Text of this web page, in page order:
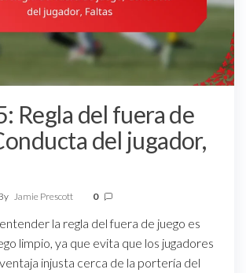
Regla del fuera de
del jugador,
Jamie Prescott 0
la regla del fuera de juego es
limpio, ya que evita que los jugadores
injusta cerca de la portería del